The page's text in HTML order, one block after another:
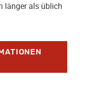
länger als üblich